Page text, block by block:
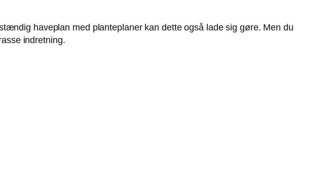
haveplan med planteplaner kan dette også lade sig gøre. Men du
indretning.